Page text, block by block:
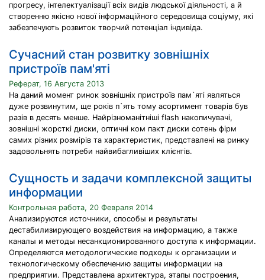
прогресу, інтелектуалізації всіх видів людської діяльності, а й
створенню якісно нової інформаційного середовища соціуму, які
забезпечують розвиток творчий потенціал індивіда.
Сучасний стан розвитку зовнішніх
пристроїв пам'яті
Реферат, 16 Августа 2013
На даний момент ринок зовнішніх пристроїв пам`яті являться
дуже розвинутим, ще років п`ять тому асортимент товарів був
разів в десять менше. Найрізноманітніші flash накопичувачі,
зовнішні жорсткі диски, оптичні ком пакт диски сотень фірм
самих різних розмірів та характеристик, представлені на ринку
задовольнять потреби найвибагливіших клієнтів.
Сущность и задачи комплексной защиты
информации
Контрольная работа, 20 Февраля 2014
Анализируются источники, способы и результаты
дестабилизирующего воздействия на информацию, а также
каналы и методы несанкционированного доступа к информации.
Определяются методологические подходы к организации и
технологическому обеспечению защиты информации на
предприятии. Представлена архитектура, этапы построения,